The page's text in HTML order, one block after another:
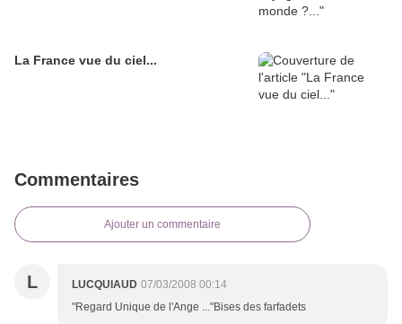
La France vue du ciel...
Commentaires
Ajouter un commentaire
L LUCQUIAUD 07/03/2008 00:14
"Regard Unique de l'Ange ..."Bises des farfadets